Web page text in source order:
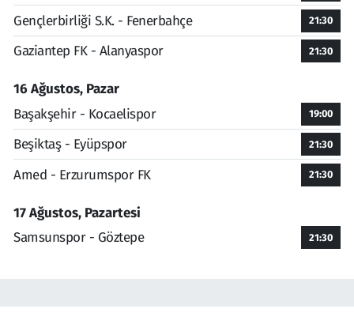
Gençlerbirliği S.K. - Fenerbahçe 21:30
Gaziantep FK - Alanyaspor 21:30
16 Ağustos, Pazar
Başakşehir - Kocaelispor
19:00
Beşiktaş - Eyüpspor 21:30
Amed - Erzurumspor FK 21:30
17 Ağustos, Pazartesi
Samsunspor - Göztepe
21:30